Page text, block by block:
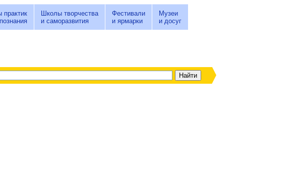
практик
Школы творчества
и саморазвития
Фестивали
и ярмарки
Музеи
и досуг